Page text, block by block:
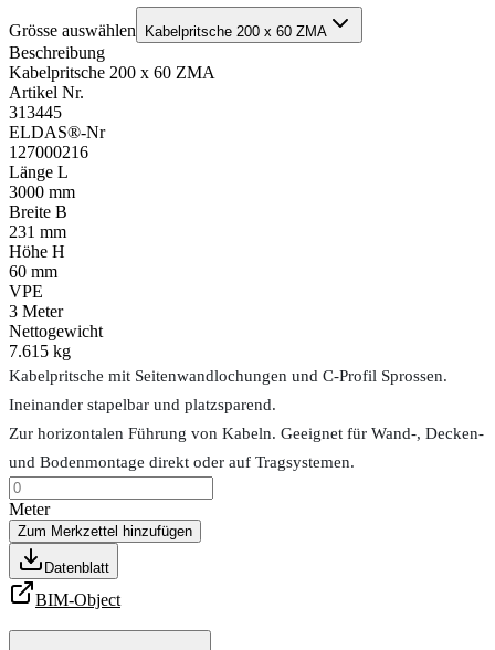
Grösse auswählen Kabelpritsche 200 x 60 ZMA
Beschreibung
Kabelpritsche 200 x 60 ZMA
Artikel Nr.
313445
ELDAS®-Nr
127000216
Länge L
3000 mm
Breite B
231 mm
Höhe H
60 mm
VPE
3 Meter
Nettogewicht
7.615 kg
Kabelpritsche mit Seitenwandlochungen und C-Profil Sprossen.
Ineinander stapelbar und platzsparend.
Zur horizontalen Führung von Kabeln. Geeignet für Wand-, Decken-
und Bodenmontage direkt oder auf Tragsystemen.
Meter
Zum Merkzettel hinzufügen
Datenblatt
BIM-Object